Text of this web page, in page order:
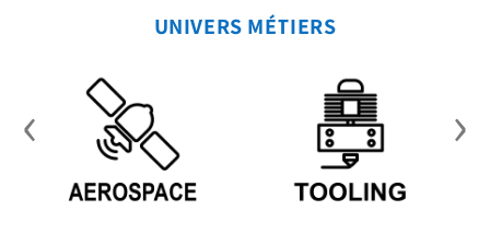
UNIVERS MÉTIERS
‹ ›